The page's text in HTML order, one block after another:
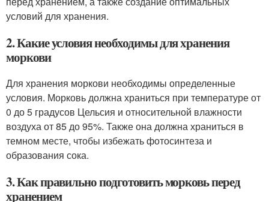
условий для хранения.
2. Какие условия необходимы для хранения
моркови
Для хранения моркови необходимы определенные
условия. Морковь должна храниться при температуре от
0 до 5 градусов Цельсия и относительной влажности
воздуха от 85 до 95%. Также она должна храниться в
темном месте, чтобы избежать фотосинтеза и
образования сока.
3. Как правильно подготовить морковь перед
хранением